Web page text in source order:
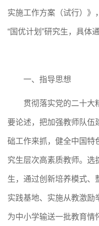
实施工作方案（试行）》
“国优计划”研究生，具体
一、指导思想
贯彻落实党的二十大
要论述，把加强教师队伍
础工作来抓，健全中国特
究生层次高素质教师。选
生，通过创新培养模式、
实践基地、实施从教激励
为中小学输送一批教育情